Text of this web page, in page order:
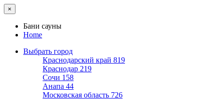
×
Бани сауны
Home
Выбрать город
Краснодарский край 819
Краснодар 219
Сочи 158
Анапа 44
Московская область 726